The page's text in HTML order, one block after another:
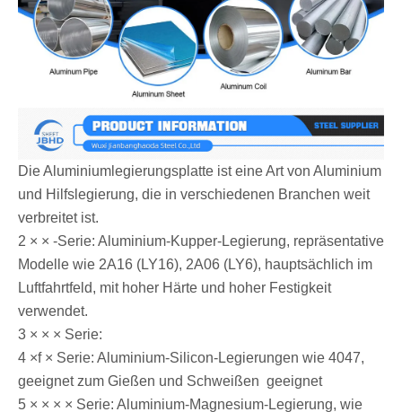
Die Aluminiumlegierungsplatte ist eine Art von Aluminium
und Hilfslegierung, die in verschiedenen Branchen weit
verbreitet ist.
‌2 × × -Serie: Aluminium-Kupper-Legierung, repräsentative
Modelle wie 2A16 (LY16), 2A06 (LY6), hauptsächlich im
Luftfahrtfeld, mit hoher Härte und hoher Festigkeit ‌
verwendet.
‌3 × × × Serie‌:
‌4 ×f × Serie: Aluminium-Silicon-Legierungen wie 4047,
geeignet zum Gießen und Schweißen ‌ geeignet ‌
‌5 × × × × Serie: Aluminium-Magnesium-Legierung, wie